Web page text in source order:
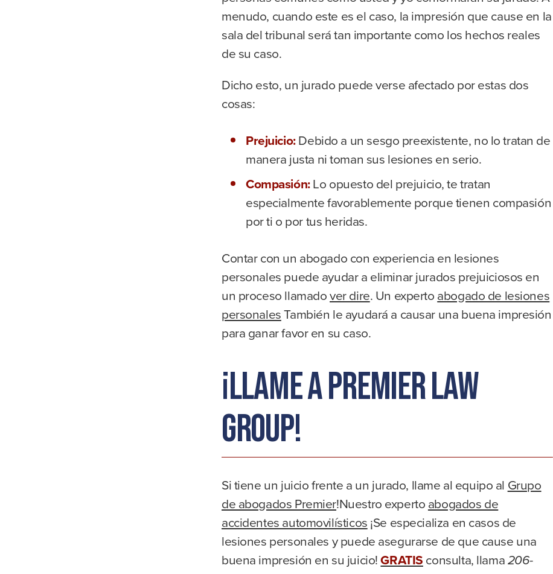
menudo, cuando este es el caso, la impresión que cause en la
sala del tribunal será tan importante como los hechos reales
de su caso.
Dicho esto, un jurado puede verse afectado por estas dos
cosas:
Prejuicio:Debido a un sesgo preexistente, no lo tratan de
manera justa ni toman sus lesiones en serio.
Compasión:Lo opuesto del prejuicio, te tratan
especialmente favorablemente porque tienen compasión
por ti o por tus heridas.
Contar con un abogado con experiencia en lesiones
personales puede ayudar a eliminar jurados prejuiciosos en
un proceso llamadover dire. Un expertoabogado de lesiones
personalesTambién le ayudará a causar una buena impresión
para ganar favor en su caso.
¡Llame a Premier Law
Group!
Si tiene un juicio frente a un jurado, llame al equipo al Grupo
de abogados Premier!Nuestro expertoabogados de
accidentes automovilísticos¡Se especializa en casos de
lesiones personales y puede asegurarse de que cause una
buena impresión en su juicio!GRATISconsulta, llama206-